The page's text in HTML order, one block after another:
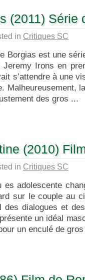
(2011) Série
in Critiques SC
Borgias est une
Irons en
s’attendre à une
Malheureusement,
des gros ...
(2010)
in Critiques SC
adolescente
sur le couple au
des dialogues et
un idéal
un enculé de